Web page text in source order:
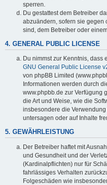
sperren.
Du gestattest dem Betreiber
abzuändern, sofern sie gegen
sind, dem Betreiber oder
4. GENERAL PUBLIC LICENSE
Du nimmst zur Kenntnis, dass
GNU General Public License
von phpBB Limited
Informationen werden durch
www.phpbb.de zur Verfügung
die Art und Weise, wie die
insbesondere die
untersagen oder auf Inhalte
5. GEWÄHRLEISTUNG
Der Betreiber haftet mit
und Gesundheit und der
(Kardinalpflichten) nur für
fahrlässiges Verhalten
Folgeschäden wie